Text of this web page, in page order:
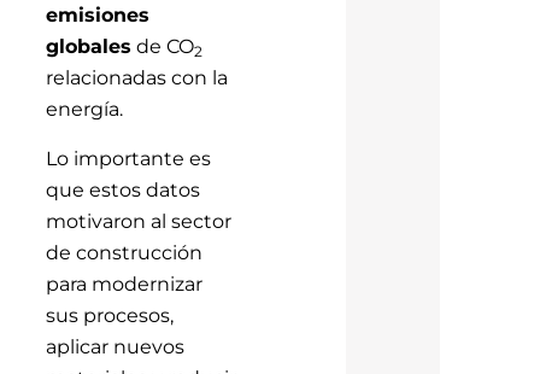
emisiones
globales de CO2
relacionadas con la
energía.
Lo importante es
que estos datos
motivaron al sector
de construcción
para modernizar
sus procesos,
aplicar nuevos